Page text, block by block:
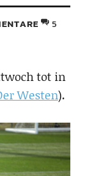
5
tot in
Westen).